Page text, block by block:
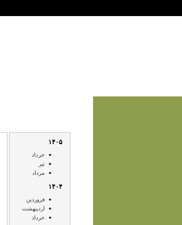
۱۴۰۵
خرداد
تير
مرداد
۱۴۰۴
فروردين
ارديبهشت
خرداد